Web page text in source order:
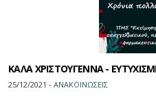
ΚΑΛΑ ΧΡΙΣΤΟΥΓΕΝΝΑ -
25/12/2021 - ΑΝΑΚΟΙΝΩΣΕΙΣ